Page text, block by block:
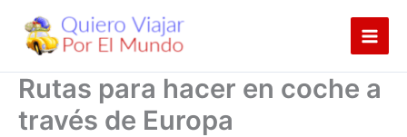
contenido
Rutas para hacer en coche a
través de Europa